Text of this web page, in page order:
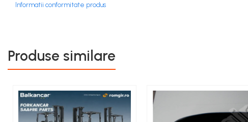
Piese Directie Stivuitoare
Alternatoare Motostivuitor
Electromotoare Stivuitor
Lampi Faruri si Proiectoare
Piese Electrice Motostivuitor
Informatii conformitate produs
Produse similare